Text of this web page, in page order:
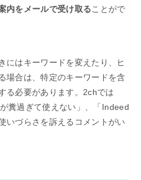
内をメールで受け取ることがで
にはキーワードを変えたり、ヒ
場合は、特定のキーワードを含
る必要があります。2chでは
糞過ぎて使えない」、「Indeed
いづらさを訴えるコメントがい